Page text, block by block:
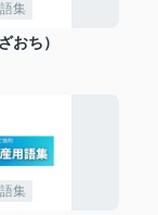
集
おち）
集